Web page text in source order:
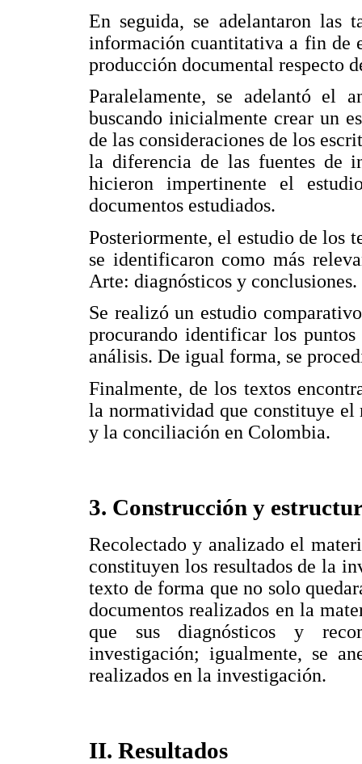
En seguida, se adelantaron las
información cuantitativa a fin de
producción documental respecto
Paralelamente, se adelantó el
buscando inicialmente crear un
de las consideraciones de los
la diferencia de las fuentes de
hicieron impertinente el
documentos estudiados.
Posteriormente, el estudio de los
se identificaron como más
Arte: diagnósticos y conclusiones.
Se realizó un estudio
procurando identificar los
análisis. De igual forma, se
Finalmente, de los textos
la normatividad que constituye
y la conciliación en Colombia.
3. Construcción y
Recolectado y analizado el
constituyen los resultados de la
texto de forma que no solo
documentos realizados en la
que sus diagnósticos y
investigación; igualmente, se
realizados en la investigación.
II. Resultados